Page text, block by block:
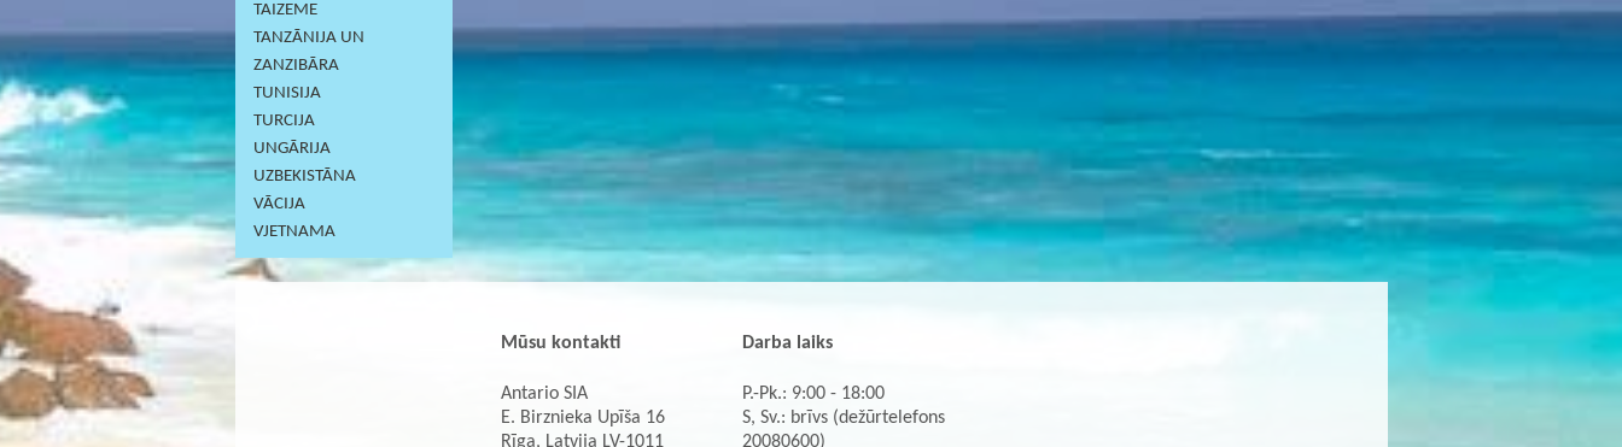
TAIZEME
TANZĀNIJA UN
ZANZIBĀRA
TUNISIJA
TURCIJA
UNGĀRIJA
UZBEKISTĀNA
VĀCIJA
VJETNAMA
Mūsu kontakti
Antario SIA
E. Birznieka Upīša 16
Rīga, Latvija LV-1011
Darba laiks
P.-Pk.: 9:00 - 18:00
S, Sv.: brīvs (dežūrtelefons
20080600)